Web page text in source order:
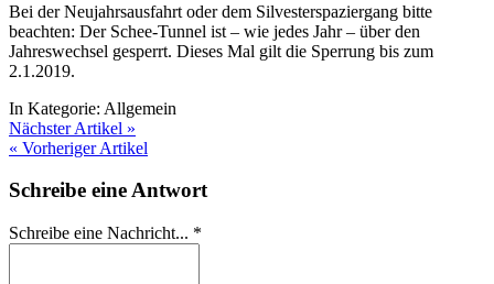
Bei der Neujahrsausfahrt oder dem Silvesterspaziergang bitte
beachten: Der Schee-Tunnel ist – wie jedes Jahr – über den
Jahreswechsel gesperrt. Dieses Mal gilt die Sperrung bis zum
2.1.2019.
In Kategorie: Allgemein
Nächster Artikel »
« Vorheriger Artikel
Schreibe eine Antwort
Schreibe eine Nachricht... *